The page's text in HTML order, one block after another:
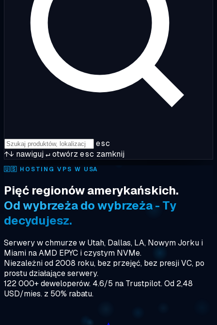
esc
↑↓ nawiguj↵otwórz esc zamknij
🇺🇸 HOSTING VPS W USA
Pięć regionów amerykańskich.
Od wybrzeża do wybrzeża - Ty
decydujesz.
Serwery w chmurze w Utah, Dallas, LA, Nowym Jorku i
Miami na AMD EPYC i czystym NVMe.
Niezależni od 2008 roku, bez przejęć, bez presji VC, po
prostu działające serwery.
122 000+ deweloperów. 4.6/5 na Trustpilot. Od 2,48
USD/mies. z 50% rabatu.